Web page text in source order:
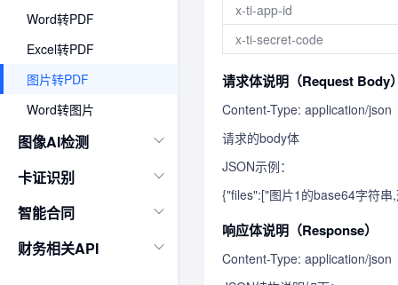
Word转PDF
Excel转PDF
图片转PDF
Word转图片
图像AI检测
卡证识别
智能合同
财务相关API
x-ti-app-id
x-ti-secret-code
请求体说明（Request Body
Content-Type: application/json
请求的body体
JSON示例：
{"files":["图片1的base64字符
响应体说明（Response）
Content-Type: application/json